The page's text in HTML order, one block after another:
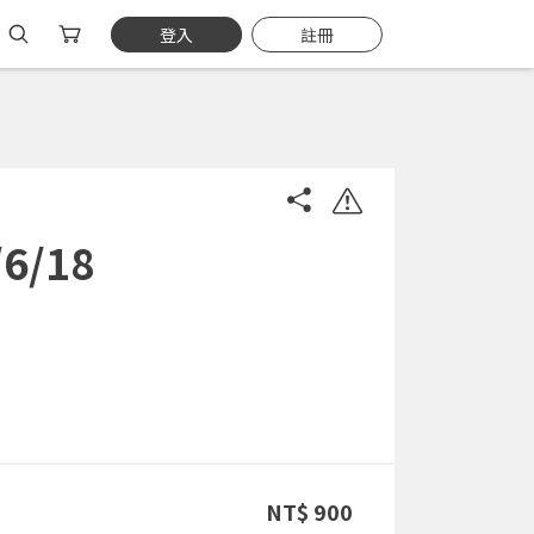
登入 註冊
18
NT$ 900